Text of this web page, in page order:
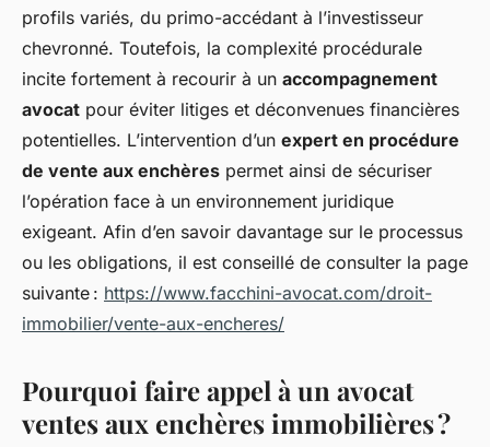
profils variés, du primo-accédant à l’investisseur
chevronné. Toutefois, la complexité procédurale
incite fortement à recourir à un accompagnement
avocat pour éviter litiges et déconvenues financières
potentielles. L’intervention d’un expert en procédure
de vente aux enchères permet ainsi de sécuriser
l’opération face à un environnement juridique
exigeant. Afin d’en savoir davantage sur le processus
ou les obligations, il est conseillé de consulter la page
suivante : https://www.facchini-avocat.com/droit-
immobilier/vente-aux-encheres/
Pourquoi faire appel à un avocat
ventes aux enchères immobilières ?